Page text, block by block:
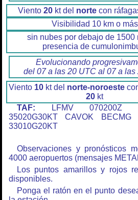
Viento 20kt del nortecon
Visibilidad 10 km o más
sin nubes por debajo de 1500
presencia de
Evolucionando
del 07 a las 20 UTC al 07 a las
Viento 10 kt del norte-noroeste
20 kt
TAF: LFMV 070200Z
35020G30KT CAVOK BECMG
33010G20KT
Observaciones y pronósticos
4000 aeropuertos (mensajes
Los puntos amarillos y rojos
disponibles.
Ponga el ratón en el punto